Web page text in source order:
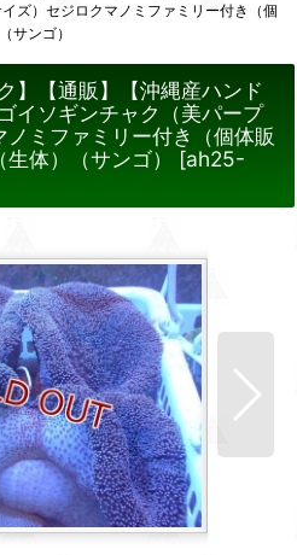
ズ）セジロクマノミファミリー付き（個
サンゴ）
】【通販】【沖縄産ハンド
イソギンチャク（美パープ
ミファミリー付き（個体販
体）（サンゴ）
[ah25-